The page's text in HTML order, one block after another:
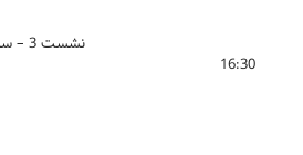
16:30
نشست 3 – سلامت الکترونیک و پردازش محتوا